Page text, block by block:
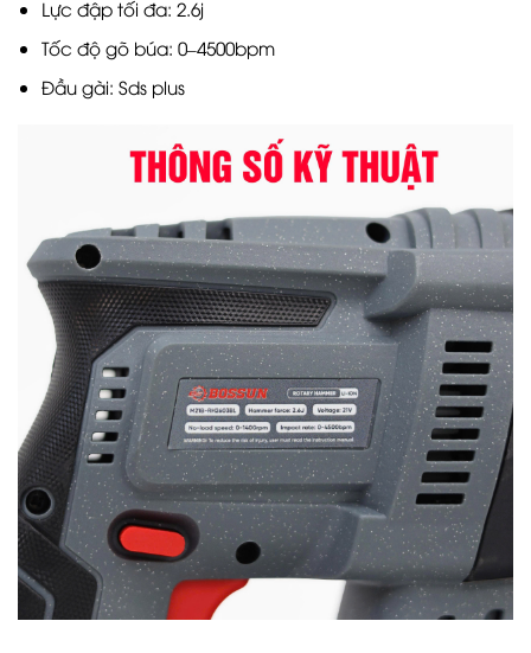
Lực đập tối đa: 2.6j
Tốc độ gõ búa: 0–4500bpm
Đầu gài: Sds plus